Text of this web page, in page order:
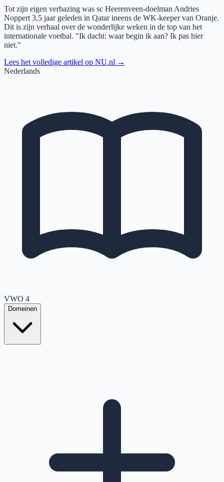
Tot zijn eigen verbazing was sc Heerenveen-doelman Andries
Noppert 3,5 jaar geleden in Qatar ineens de WK-keeper van Oranje.
Dit is zijn verhaal over de wonderlijke weken in de top van het
internationale voetbal. "Ik dacht: waar begin ik aan? Ik pas hier
niet."
Lees het volledige artikel op NU.nl →
Nederlands
VWO 4
Domeinen